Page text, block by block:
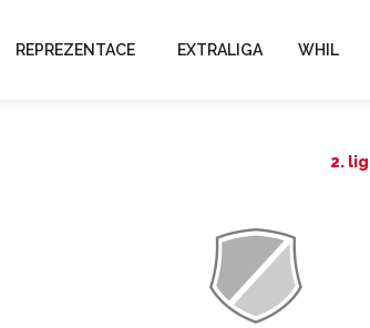
REPREZENTACE EXTRALIGA WHIL
2.